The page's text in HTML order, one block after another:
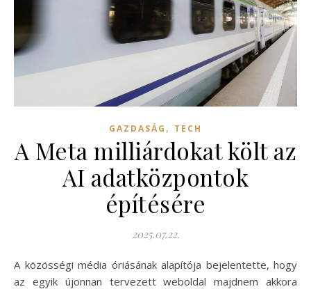
GAZDASÁG , TECH
A Meta milliárdokat költ az
AI adatközpontok
építésére
2025.07.22.
A közösségi média óriásának alapítója bejelentette, hogy
az egyik újonnan tervezett weboldal majdnem akkora